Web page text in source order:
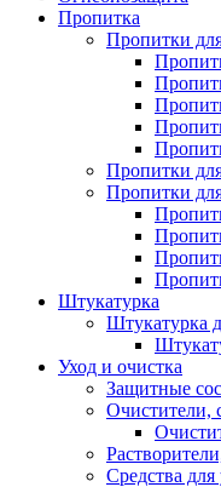
Пропитка
Пропитки
Пропитки
Пропитки
Штукатурка
Штукатурка
Уход и очистка
Защитные
Очистители,
Средства для